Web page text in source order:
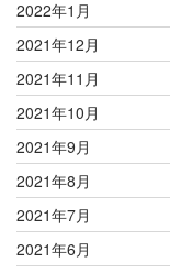
2022年1月
2021年12月
2021年11月
2021年10月
2021年9月
2021年8月
2021年7月
2021年6月